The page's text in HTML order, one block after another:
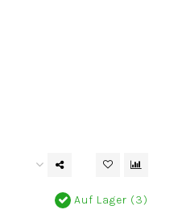
Auf Lager (3)